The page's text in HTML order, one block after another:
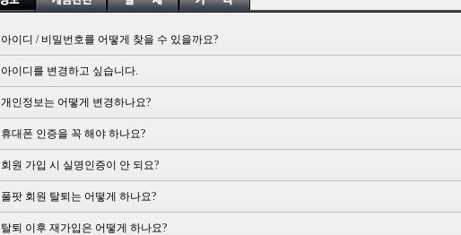
아이디 / 비밀번호를 어떻게 찾을 수 있을까요?
아이디를 변경하고 싶습니다.
개인정보는 어떻게 변경하나요?
휴대폰 인증을 꼭 해야 하나요?
회원 가입 시 실명인증이 안 되요?
풀팟 회원 탈퇴는 어떻게 하나요?
탈퇴 이후 재가입은 어떻게 하나요?